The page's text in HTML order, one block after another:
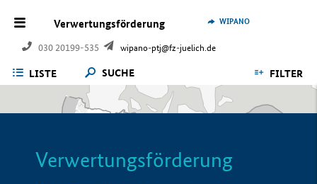
Verwertungsförderung
030 20199-535 wipano-ptj@fz-juelich.de
WIPANO
LISTE SUCHE FILTER
Verwertungsförderung